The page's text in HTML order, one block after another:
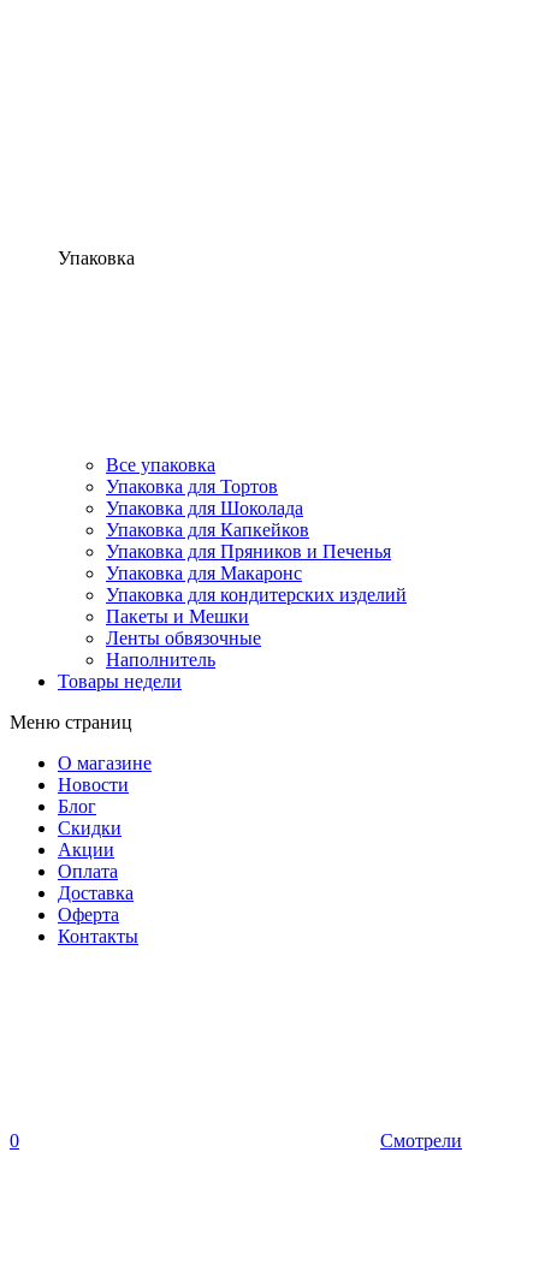
Упаковка
Все упаковка
Упаковка для Тортов
Упаковка для Шоколада
Упаковка для Капкейков
Упаковка для Пряников и Печенья
Упаковка для Макаронс
Упаковка для кондитерских изделий
Пакеты и Мешки
Ленты обвязочные
Наполнитель
Товары недели
Меню страниц
О магазине
Новости
Блог
Скидки
Акции
Оплата
Доставка
Оферта
Контакты
0 Смотрели